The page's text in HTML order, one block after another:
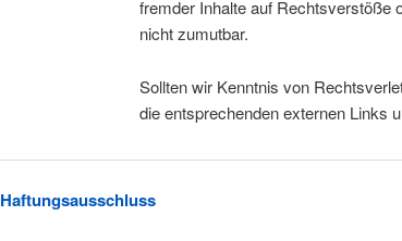
fremder Inhalte auf Rechtsverstöße
nicht zumutbar.
Sollten wir Kenntnis von
die entsprechenden externen Links
Haftungsausschluss